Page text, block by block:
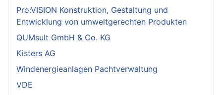
Pro:VISION Konstruktion, Gestaltung und
Entwicklung von umweltgerechten Produkten
QUMsult GmbH & Co. KG
Kisters AG
Windenergieanlagen Pachtverwaltung
VDE